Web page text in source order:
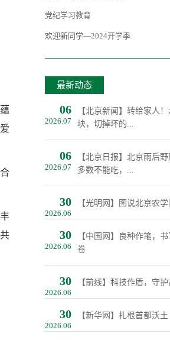
党纪学习教育
欢迎新同学—2024开学季
最新动态
06
2026.07
【北京新闻】转给家人
块，切掉坏的...
06
2026.07
【北京日报】北京雨后
多数不能吃，...
30
2026.06
【光明网】图说北京农学
30
2026.06
【中国网】良种作笔，
卷
30
2026.06
【前线】科技作盾，守
30
2026.06
【新华网】扎根首都沃